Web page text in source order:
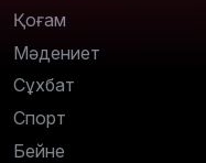
Қоғам
Мәдениет
Сұхбат
Спорт
Бейне